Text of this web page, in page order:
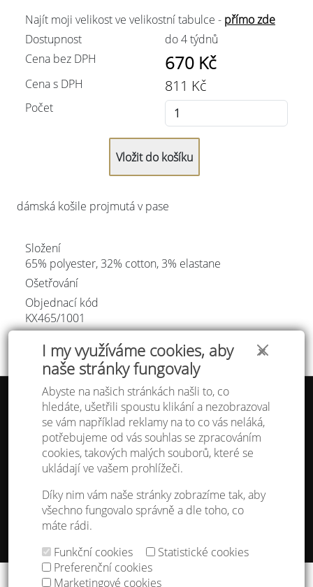
✕
I my využíváme cookies, aby
naše stránky fungovaly
Abyste na našich stránkách našli to, co
hledáte, ušetřili spoustu klikání a nezobrazoval
se vám například reklamy na to co vás neláká,
potřebujeme od vás souhlas se zpracováním
cookies, takových malých souborů, které se
ukládají ve vašem prohlížeči.
Díky nim vám naše stránky zobrazíme tak, aby
všechno fungovalo správně a dle toho, co
máte rádi.
Funkční cookies
Statistické cookies
Preferenční cookies
Marketingové cookies
Najít moji velikost ve velikostní tabulce - přímo zde
Dostupnost
do 4 týdnů
Cena bez DPH
670 Kč
Cena s DPH 811 Kč
Počet
dámská košile projmutá v pase
Složení
65% polyester, 32% cotton, 3% elastane
Ošetřování
Objednací kód
KX465/1001
Tabulka velikostí
Doprava a platba
Ochrana osobních údajů
Obchodní podmínky
Kontakt
Atelier IVN
Na Výhledě 324/1
360 17 Karlovy Vary
Nastavení cookies
Copyright © 2013 - 2026